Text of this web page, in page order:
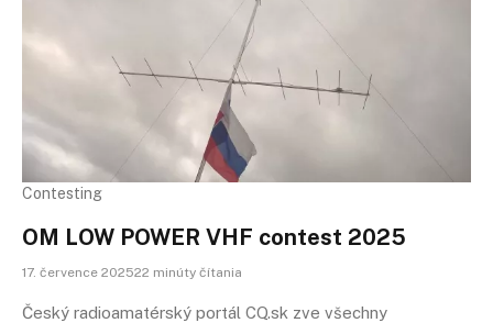
Contesting
OM LOW POWER VHF contest 2025
17. července 202522 minúty čítania
Český radioamatérský portál CQ.sk zve všechny